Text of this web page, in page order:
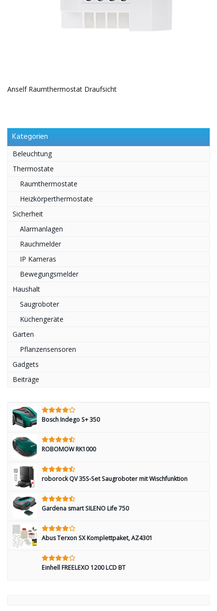
Anself Raumthermostat Draufsicht
Kategorien
Beleuchtung
Thermostate
Raumthermostate
Heizkörperthermostate
Sicherheit
Alarmanlagen
Rauchmelder
IP Kameras
Bewegungsmelder
Haushalt
Saugroboter
Küchengeräte
Garten
Pflanzensensoren
Gadgets
Beiträge
Bosch Indego S+ 350
ROBOMOW RK1000
roborock QV 35S-Set Saugroboter mit Wischfunktion
Gardena smart SILENO Life 750
Abus Terxon SX Komplettpaket, AZ4301
Einhell FREELEXO 1200 LCD BT